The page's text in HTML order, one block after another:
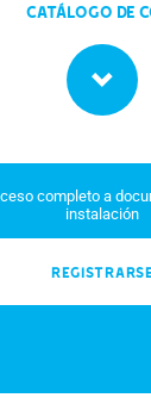
Catálogo de
completo a
instalación
REGISTRARSE